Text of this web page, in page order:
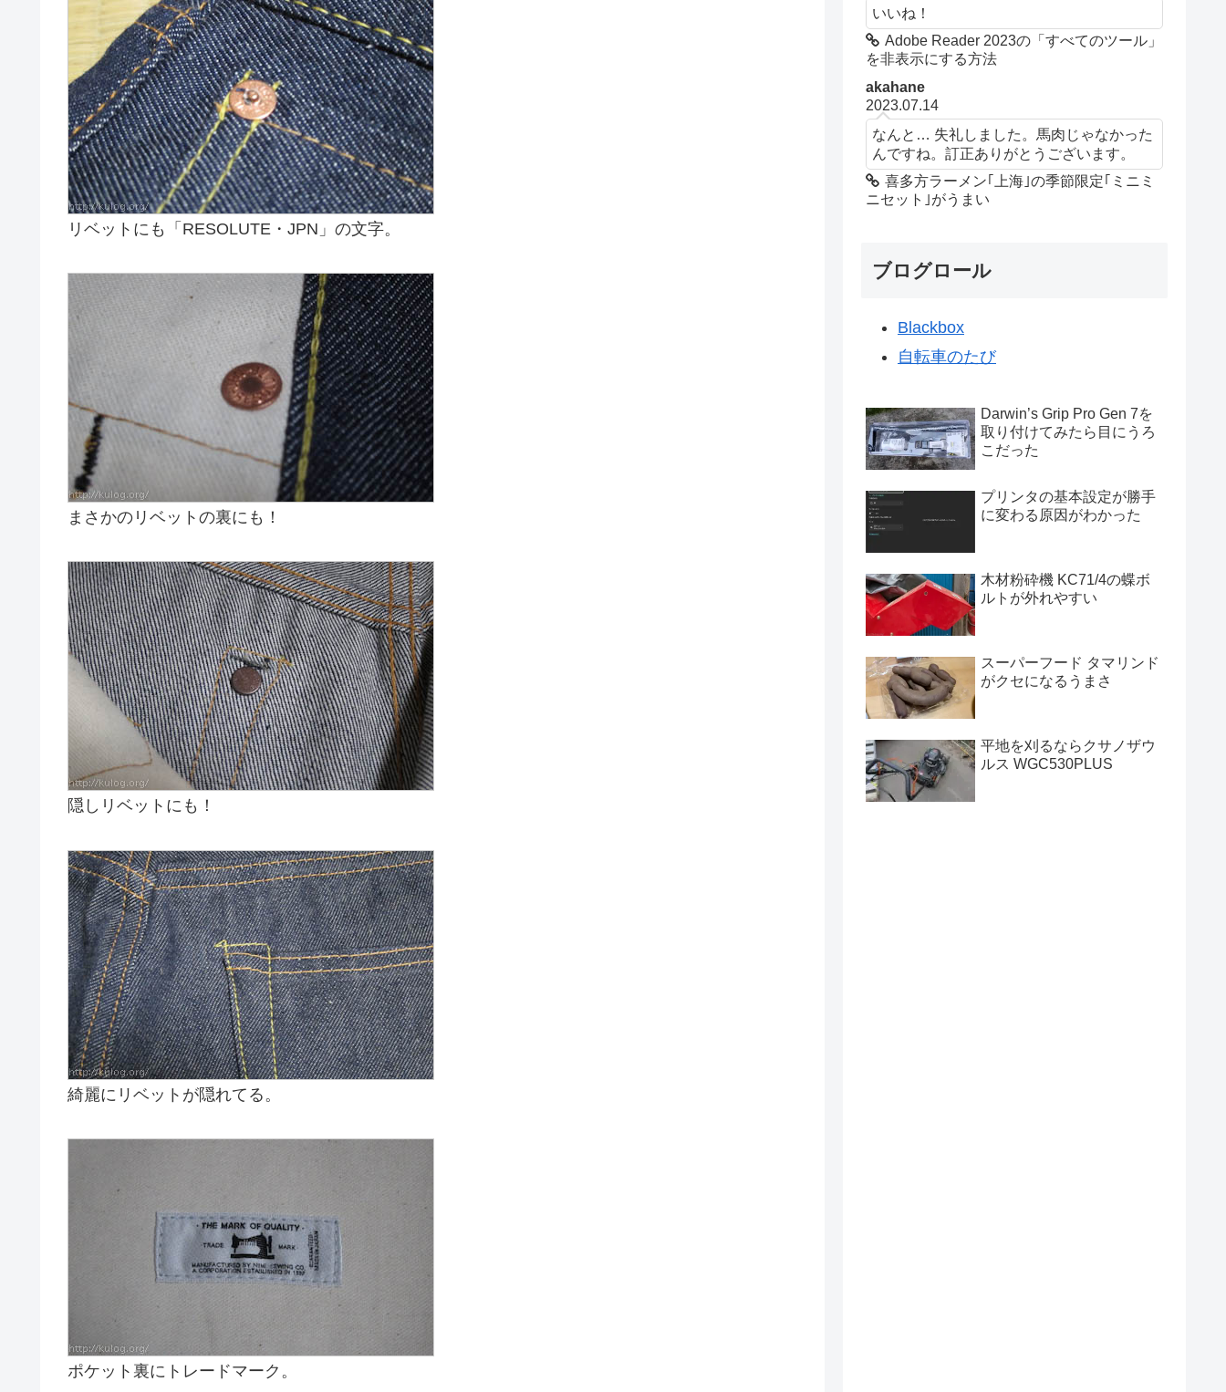
リベットにも「RESOLUTE・JPN」の文字。
まさかのリベットの裏にも！
隠しリベットにも！
綺麗にリベットが隠れてる。
ポケット裏にトレードマーク。
いいね！
Adobe Reader 2023の「すべてのツール」
を非表示にする方法
akahane
2023.07.14
なんと… 失礼しました。馬肉じゃなかった
んですね。訂正ありがとうございます。
喜多方ラーメン｢上海｣の季節限定｢ミニミ
ニセット｣がうまい
ブログロール
Blackbox
自転車のたび
Darwin’s Grip Pro Gen 7を
取り付けてみたら目にうろ
こだった
プリンタの基本設定が勝手
に変わる原因がわかった
木材粉砕機 KC71/4の蝶ボ
ルトが外れやすい
スーパーフード タマリンド
がクセになるうまさ
平地を刈るならクサノザウ
ルス WGC530PLUS